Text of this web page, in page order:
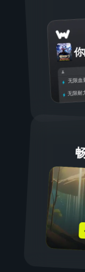
无限血
无限耐